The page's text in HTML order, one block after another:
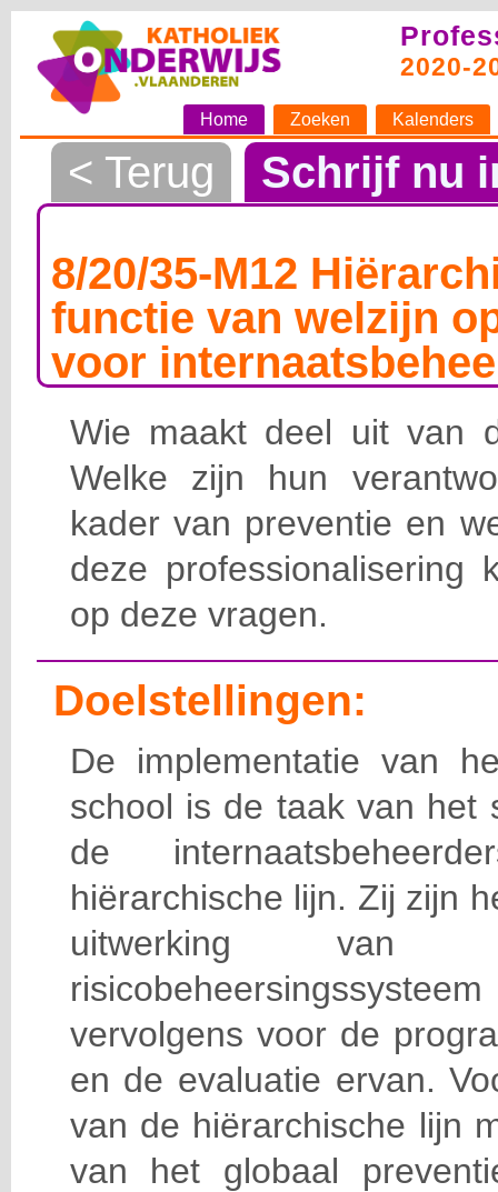
2020-
Home Zoeken Kalenders
< Terug Schrijf nu
8/20/35-M12
functie van welzijn
voor
Wie maakt deel uit van
Welke zijn hun
kader van preventie en
deze professionalisering
op deze vragen.
Doelstellingen:
De implementatie van
school is de taak van het
de
hiërarchische lijn. Zij zijn
uitwerking van
vervolgens voor de
en de evaluatie ervan.
van de hiërarchische lijn
van het globaal